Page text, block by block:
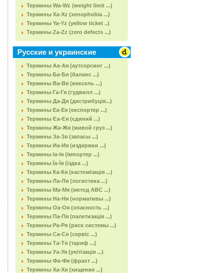
Термины Wa-Wz (weight limit ...)
Термины Xa-Xz (xenophobia ...)
Термины Ya-Yz (yellow ticket ..)
Термины Za-Zz (zero defects ...)
Русские и украинские
Термины Аа-Ая (аутсорсинг ...)
Термины Ба-Бя (баланс ...)
Термины Ва-Вя (вексель ...)
Термины Га-Гя (гудвилл ...)
Термины Да-Дя (дистрибуція...)
Термины Еа-Ея (експортер ...)
Термины Єа-Єя (єдиний ...)
Термины Жа-Жя (живой груз ...)
Термины За-Зя (запасы ...)
Термины Иа-Ия (издержки ...)
Термины Іа-Ія (імпортер ...)
Термины Їа-Їя (їздка ...)
Термины Ка-Кя (кастомізація ...)
Термины Ла-Ля (логистика ...)
Термины Ма-Мя (метод АВС ...)
Термины На-Ня (нормативы ...)
Термины Оа-Оя (опасность ...)
Термины Па-Пя (палетизація ...)
Термины Ра-Ря (риск системы ...)
Термины Са-Ся (сервіс ...)
Термины Та-Тя (тариф ...)
Термины Уа-Уя (унітізація ...)
Термины Фа-Фя (фрахт ...)
Термины Ха-Хя (хищение ...)